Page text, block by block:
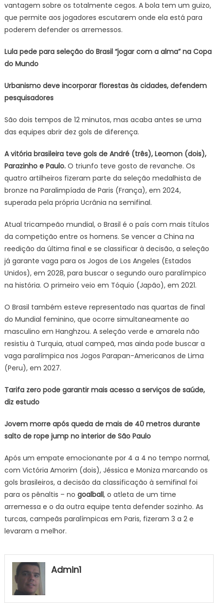
vantagem sobre os totalmente cegos. A bola tem um guizo,
que permite aos jogadores escutarem onde ela está para
poderem defender os arremessos.
Lula pede para seleção do Brasil “jogar com a alma” na Copa
do Mundo
Urbanismo deve incorporar florestas às cidades, defendem
pesquisadores
São dois tempos de 12 minutos, mas acaba antes se uma
das equipes abrir dez gols de diferença.
A vitória brasileira teve gols de André (três), Leomon (dois),
Parazinho e Paulo. O triunfo teve gosto de revanche. Os
quatro artilheiros fizeram parte da seleção medalhista de
bronze na Paralimpíada de Paris (França), em 2024,
superada pela própria Ucrânia na semifinal.
Atual tricampeão mundial, o Brasil é o país com mais títulos
da competição entre os homens. Se vencer a China na
reedição da última final e se classificar à decisão, a seleção
já garante vaga para os Jogos de Los Angeles (Estados
Unidos), em 2028, para buscar o segundo ouro paralímpico
na história. O primeiro veio em Tóquio (Japão), em 2021.
O Brasil também esteve representado nas quartas de final
do Mundial feminino, que ocorre simultaneamente ao
masculino em Hanghzou. A seleção verde e amarela não
resistiu à Turquia, atual campeã, mas ainda pode buscar a
vaga paralímpica nos Jogos Parapan-Americanos de Lima
(Peru), em 2027.
Tarifa zero pode garantir mais acesso a serviços de saúde,
diz estudo
Jovem morre após queda de mais de 40 metros durante
salto de rope jump no interior de São Paulo
Após um empate emocionante por 4 a 4 no tempo normal,
com Victória Amorim (dois), Jéssica e Moniza marcando os
gols brasileiros, a decisão da classificação à semifinal foi
para os pênaltis – no goalball, o atleta de um time
arremessa e o da outra equipe tenta defender sozinho. As
turcas, campeãs paralímpicas em Paris, fizeram 3 a 2 e
levaram a melhor.
Admin1